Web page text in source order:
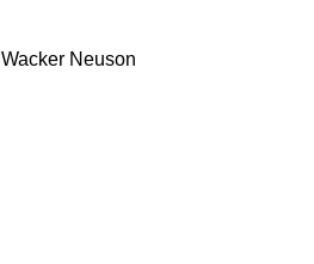
Wacker Neuson